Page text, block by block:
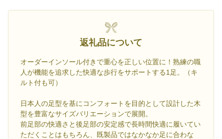
返礼品について
オーダーインソール付きで重心を正しい位置に！熟練の職
人が機能を追求した快適な歩行をサポートする1足。（キ
ルト付も可）
日本人の足型を基にコンフォートを目的として設計した木
型を豊富なサイズバリエーションで展開。
前足部の快適さと後足部の安定感で長時間快適に履いてい
ただくことはもちろん、既製品ではなかなか足に合わな